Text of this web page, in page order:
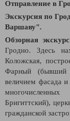
Отправление в
Экскурсия по
Варшаву".
Обзорная
Гродно. Здесь
Коложская,
Фарный (бывший
величием фасада
Бригиттский),
гражданской